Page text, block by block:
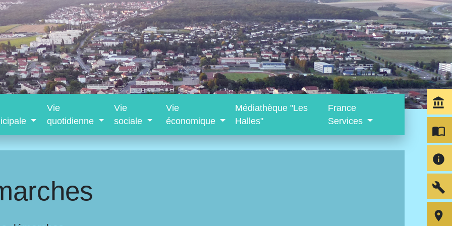
Vie
quotidienne
Vie
sociale
Vie
économique
Médiathèque "Les
Halles"
France
Services
account_balance
import_contacts
info
build
room